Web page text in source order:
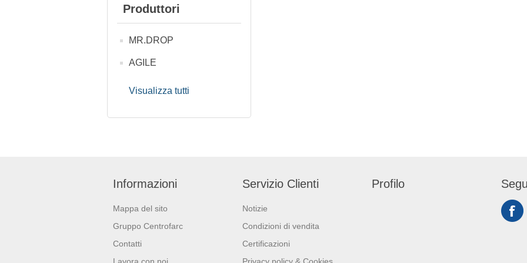
Produttori
MR.DROP
AGILE
Visualizza tutti
Informazioni
Mappa del sito
Gruppo Centrofarc
Contatti
Servizio Clienti
Notizie
Condizioni di vendita
Certificazioni
Profilo